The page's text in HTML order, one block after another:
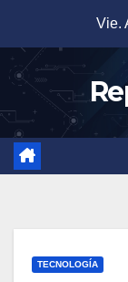
contenido
Vie.
TECNOLOGÍA